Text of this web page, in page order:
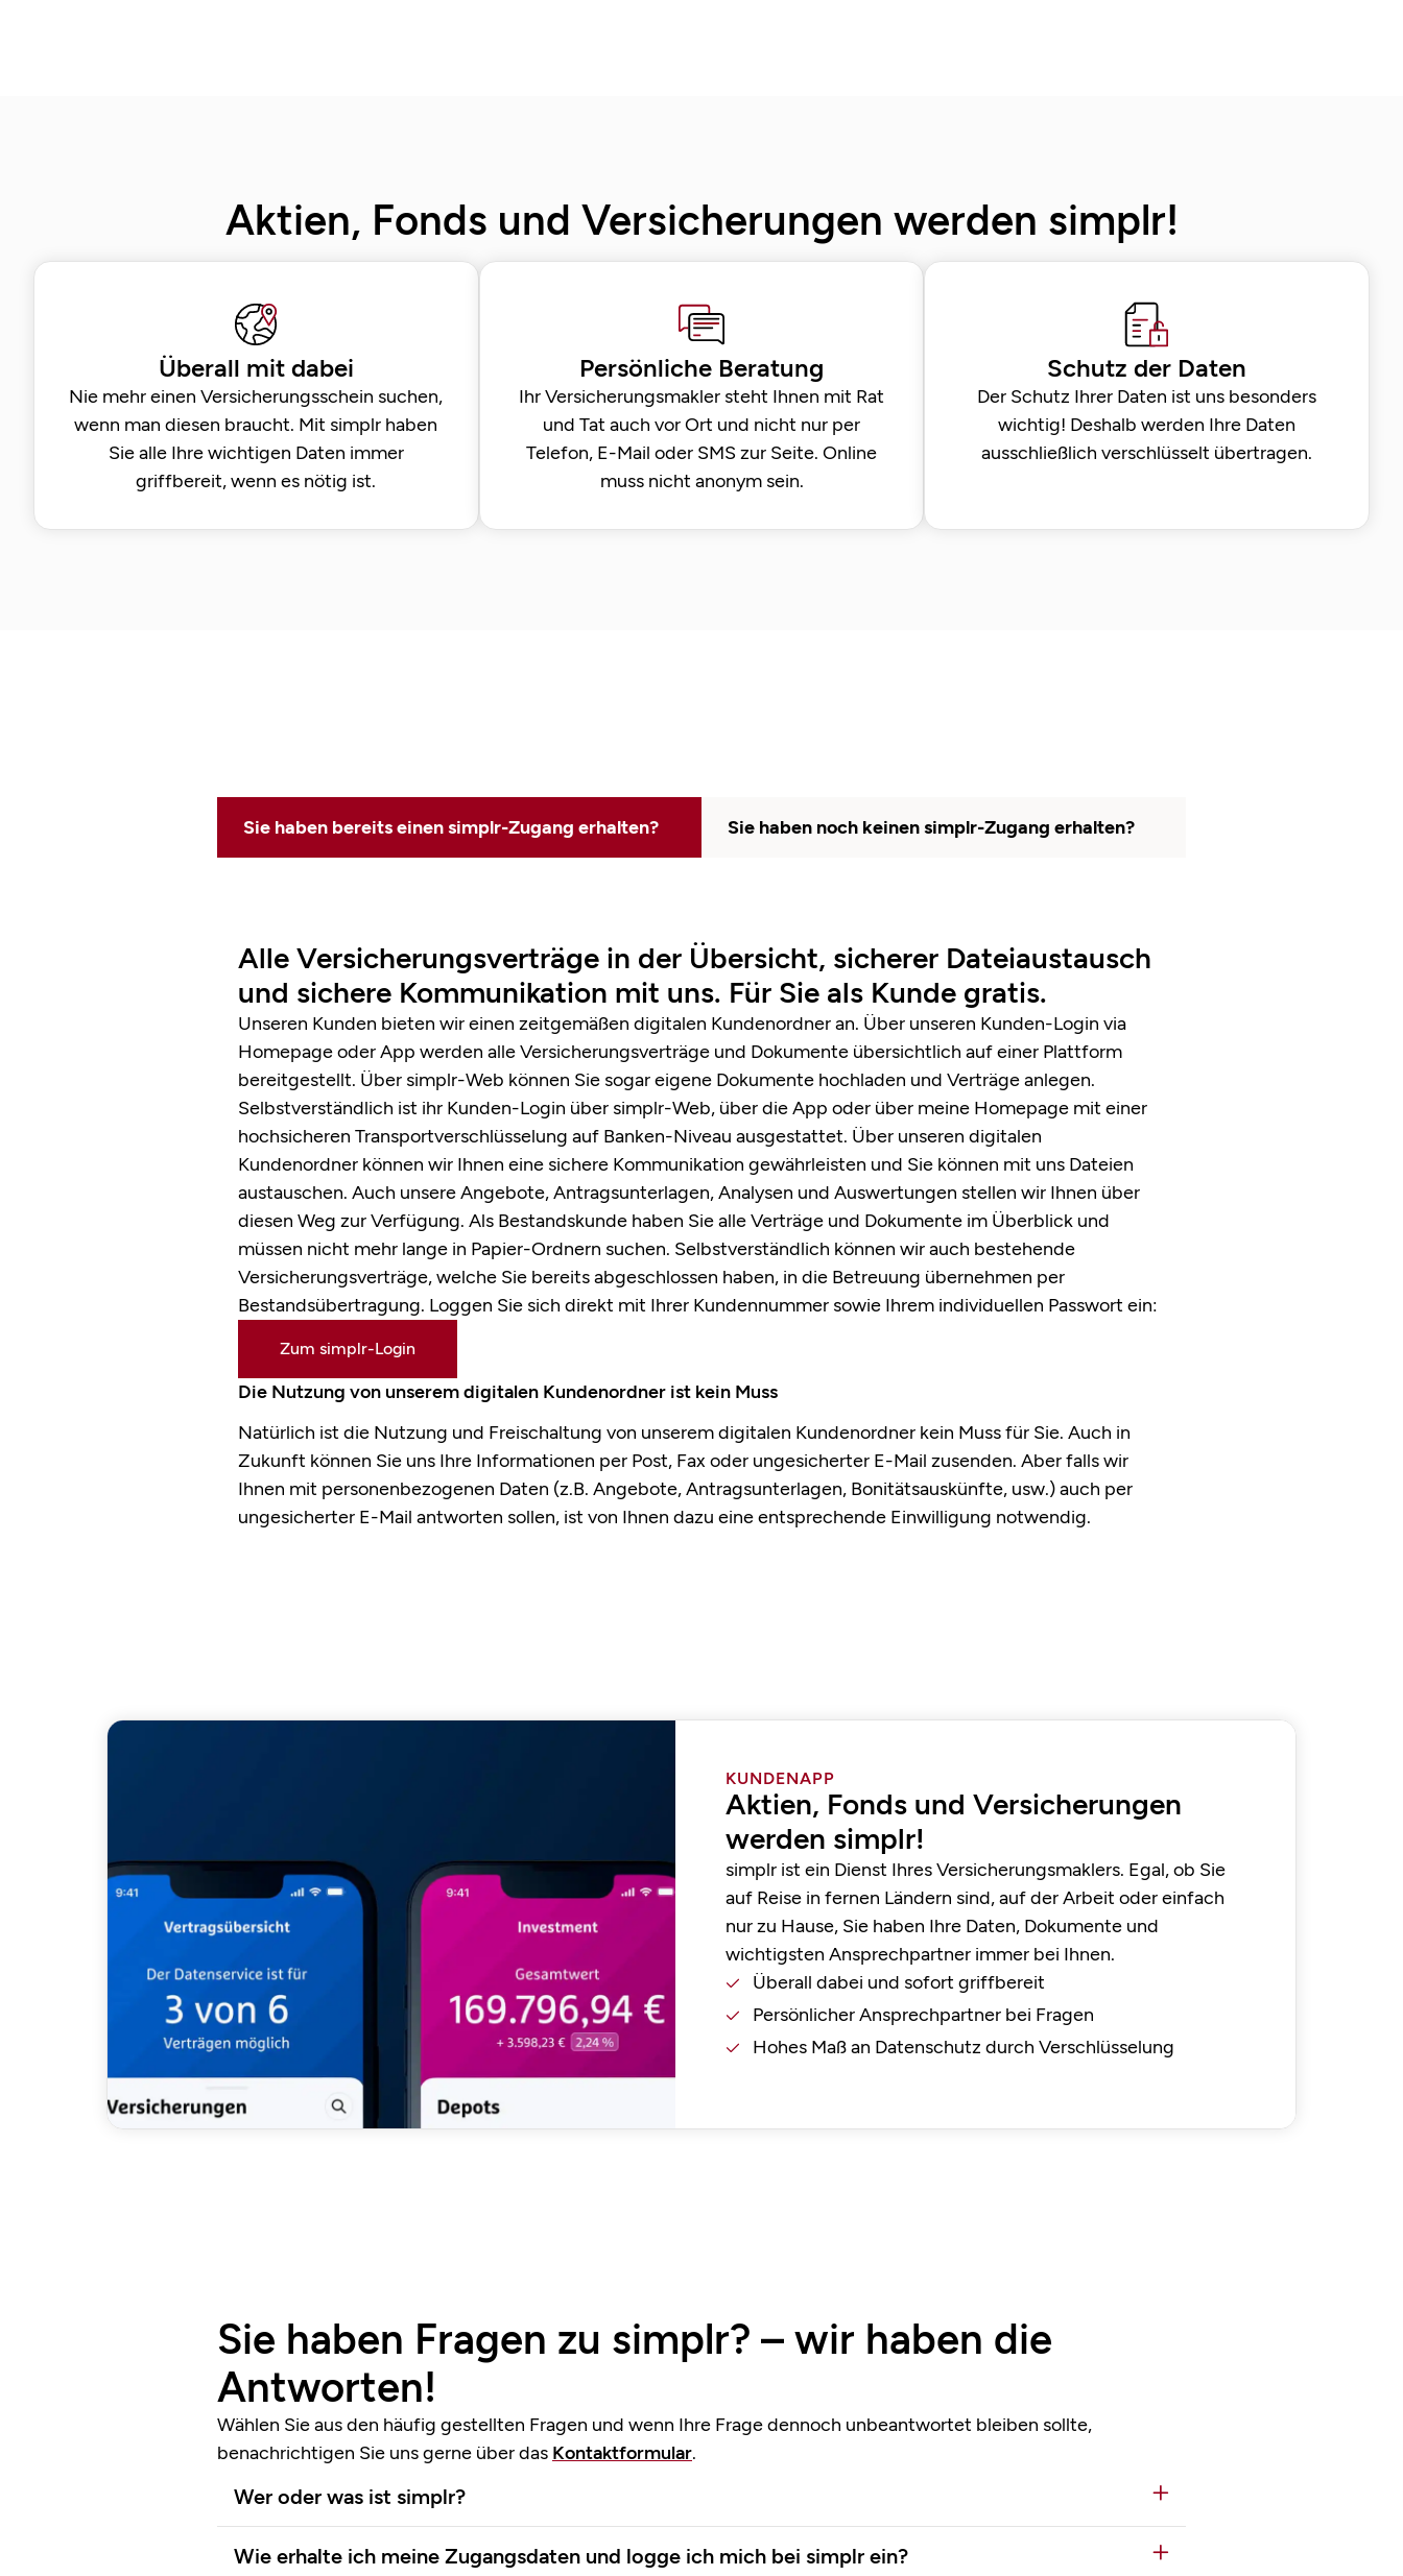
Aktien, Fonds und Versicherungen werden simplr!
Überall mit dabei
Nie mehr einen Versicherungsschein suchen,
wenn man diesen braucht. Mit simplr haben
Sie alle Ihre wichtigen Daten immer
griffbereit, wenn es nötig ist.
Persönliche Beratung
Ihr Versicherungsmakler steht Ihnen mit Rat
und Tat auch vor Ort und nicht nur per
Telefon, E-Mail oder SMS zur Seite. Online
muss nicht anonym sein.
Schutz der Daten
Der Schutz Ihrer Daten ist uns besonders
wichtig! Deshalb werden Ihre Daten
ausschließlich verschlüsselt übertragen.
Sie haben bereits einen simplr-Zugang erhalten? Sie haben noch keinen simplr-Zugang erhalten?
Alle Versicherungsverträge in der Übersicht, sicherer Dateiaustausch
und sichere Kommunikation mit uns. Für Sie als Kunde gratis.
Unseren Kunden bieten wir einen zeitgemäßen digitalen Kundenordner an. Über unseren Kunden-Login via
Homepage oder App werden alle Versicherungsverträge und Dokumente übersichtlich auf einer Plattform
bereitgestellt. Über simplr-Web können Sie sogar eigene Dokumente hochladen und Verträge anlegen.
Selbstverständlich ist ihr Kunden-Login über simplr-Web, über die App oder über meine Homepage mit einer
hochsicheren Transportver­schlüsselung auf Banken-Niveau ausgestattet. Über unseren digitalen
Kundenordner können wir Ihnen eine sichere Kommunikation gewährleisten und Sie können mit uns Dateien
austauschen. Auch unsere Angebote, Antragsunterlagen, Analysen und Auswertungen stellen wir Ihnen über
diesen Weg zur Verfügung. Als Bestandskunde haben Sie alle Verträge und Dokumente im Überblick und
müssen nicht mehr lange in Papier-Ordnern suchen. Selbstverständlich können wir auch bestehende
Versicherungsverträge, welche Sie bereits abgeschlossen haben, in die Betreuung übernehmen per
Bestandsübertragung. Loggen Sie sich direkt mit Ihrer Kundennummer sowie Ihrem individuellen Passwort ein:
Zum simplr-Login
Die Nutzung von unserem digitalen Kundenordner ist kein Muss
Natürlich ist die Nutzung und Freischaltung von unserem digitalen Kundenordner kein Muss für Sie. Auch in
Zukunft können Sie uns Ihre Informationen per Post, Fax oder ungesicherter E-Mail zusenden. Aber falls wir
Ihnen mit personenbezogenen Daten (z.B. Angebote, Antragsunterlagen, Bonitätsauskünfte, usw.) auch per
ungesicherter E-Mail antworten sollen, ist von Ihnen dazu eine entsprechende Einwilligung notwendig.
KUNDENAPP
Aktien, Fonds und Versicherungen
werden simplr!
simplr ist ein Dienst Ihres Versicherungsmaklers. Egal, ob Sie
auf Reise in fernen Ländern sind, auf der Arbeit oder einfach
nur zu Hause, Sie haben Ihre Daten, Dokumente und
wichtigsten Ansprechpartner immer bei Ihnen.
Überall dabei und sofort griffbereit
Persönlicher Ansprechpartner bei Fragen
Hohes Maß an Datenschutz durch Verschlüsselung
Sie haben Fragen zu simplr? – wir haben die
Antworten!
Wählen Sie aus den häufig gestellten Fragen und wenn Ihre Frage dennoch unbeantwortet bleiben sollte,
benachrichtigen Sie uns gerne über das Kontaktformular.
Wer oder was ist simplr?
Wie erhalte ich meine Zugangsdaten und logge ich mich bei simplr ein?